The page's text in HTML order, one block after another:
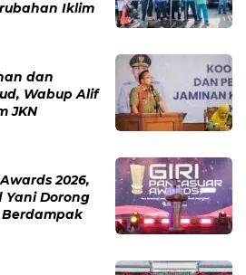
Iklim
dan
Wabup Alif
JKN
2026,
Yani Dorong
Berdampak